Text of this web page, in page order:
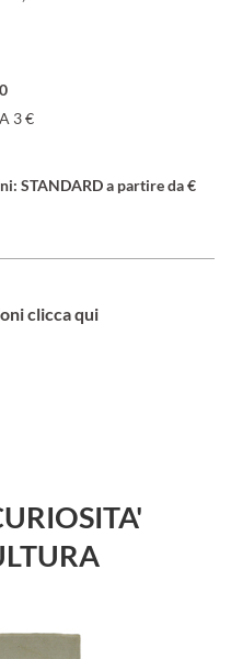
3 €
STANDARD a partire da €
clicca qui